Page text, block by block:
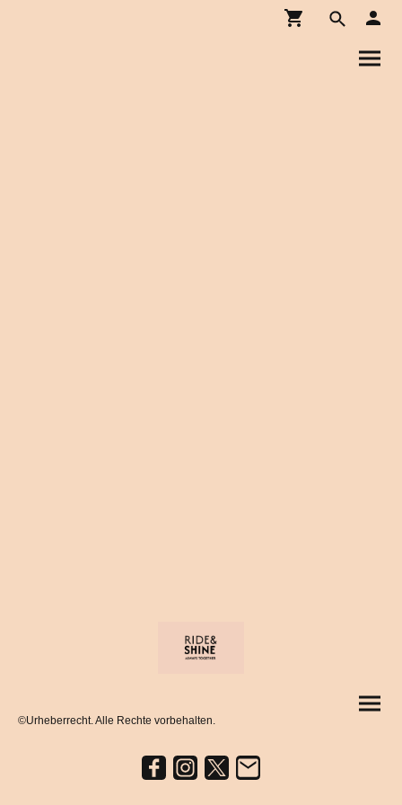
©Urheberrecht. Alle Rechte vorbehalten.